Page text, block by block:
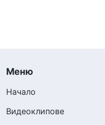
Меню
Начало
Видеоклипове